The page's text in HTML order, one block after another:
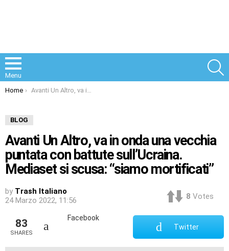
Menu
You are here:
Home Avanti Un Altro, va in onda una vecchia puntata con battute sull’Ucraina. Mediaset si scusa: “siamo mortificati”
BLOG
Avanti Un Altro, va in onda una vecchia
puntata con battute sull’Ucraina.
Mediaset si scusa: “siamo mortificati”
by Trash Italiano
24 Marzo 2022, 11:56
8 Votes
83
SHARES
Facebook
Twitter